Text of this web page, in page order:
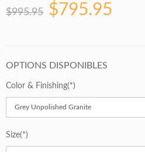
$995.95 $795.95
OPTIONS DISPONIBLES
Color & Finishing
Size